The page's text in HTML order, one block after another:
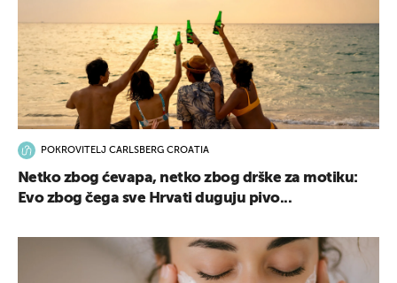
POKROVITELJ CARLSBERG CROATIA
Netko zbog ćevapa, netko zbog drške za motiku:
Evo zbog čega sve Hrvati duguju pivo...